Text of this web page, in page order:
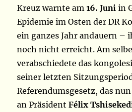
Kreuz warnte am16. Juni in
Epidemie im Osten der DR
ein ganzes Jahr andauern –
noch nicht erreicht. Am
verabschiedete das
seiner letzten
Referendumsgesetz, das
an PräsidentFélix